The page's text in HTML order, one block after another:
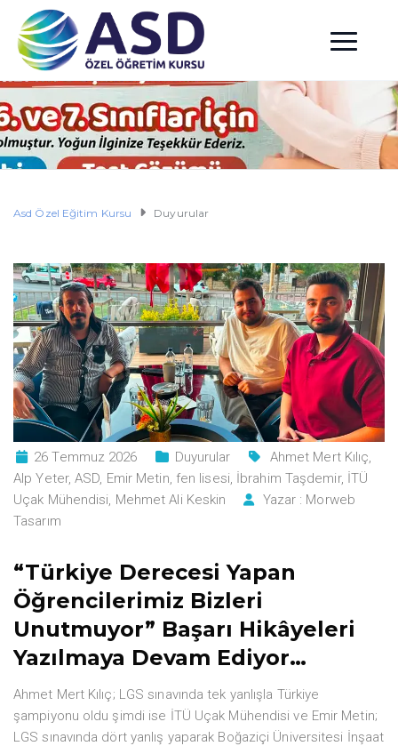
Asd Özel Eğitim Kursu Duyurular
26 Temmuz 2026 Duyurular Ahmet Mert Kılıç,
Alp Yeter,ASD, Emir Metin, fen lisesi, İbrahim Taşdemir, İTÜ
Uçak Mühendisi, Mehmet Ali Keskin Yazar : Morweb
Tasarım
“Türkiye Derecesi Yapan
Öğrencilerimiz Bizleri
Unutmuyor” Başarı Hikâyeleri
Yazılmaya Devam Ediyor…
Ahmet Mert Kılıç; LGS sınavında tek yanlışla Türkiye
şampiyonu oldu şimdi ise İTÜ Uçak Mühendisi ve Emir Metin;
LGS sınavında dört yanlış yaparak Boğaziçi Üniversitesi İnşaat